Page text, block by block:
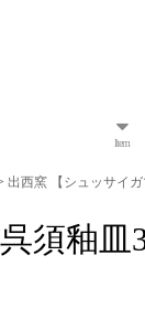
Item
出西窯 【シュッサイガ
須釉皿